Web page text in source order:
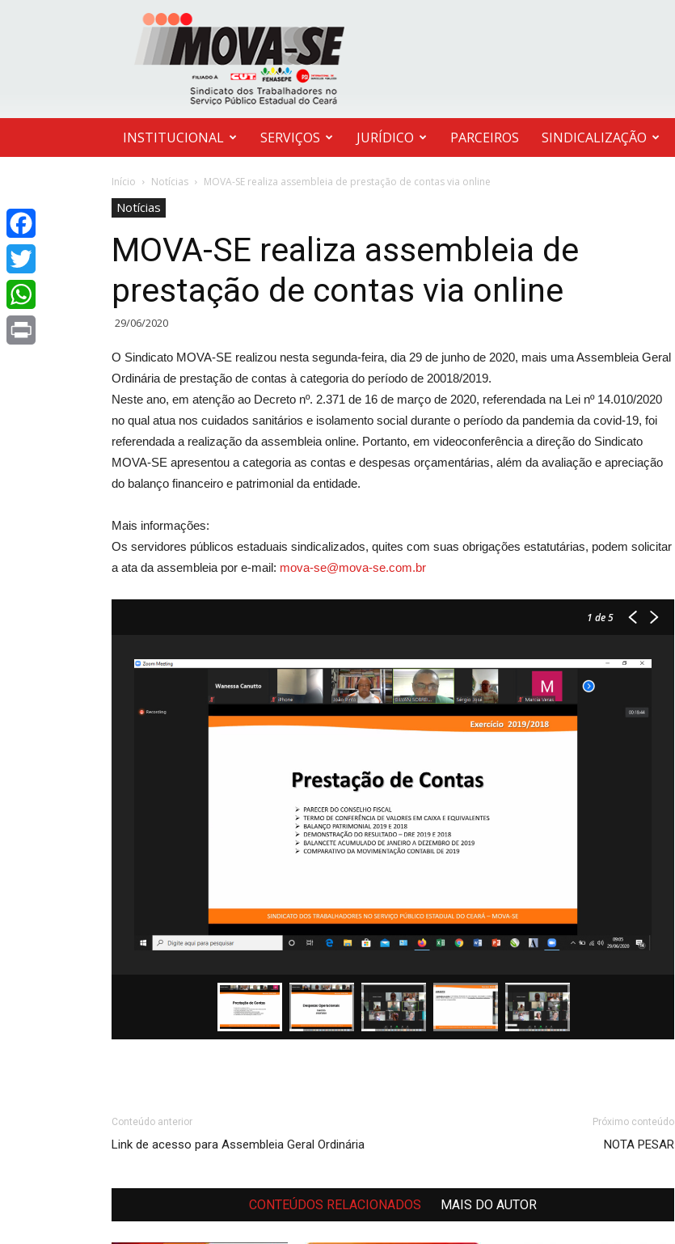
MOVA-
SE
INSTITUCIONAL SERVIÇOS JURÍDICO PARCEIROS SINDICALIZAÇÃO
Início Notícias MOVA-SE realiza assembleia de prestação de contas via online
Notícias
MOVA-SE realiza assembleia de
prestação de contas via online
29/06/2020
O Sindicato MOVA-SE realizou nesta segunda-feira, dia 29 de junho de 2020, mais uma Assembleia Geral
Ordinária de prestação de contas à categoria do período de 20018/2019.
Neste ano, em atenção ao Decreto nº. 2.371 de 16 de março de 2020, referendada na Lei nº 14.010/2020
no qual atua nos cuidados sanitários e isolamento social durante o período da pandemia da covid-19, foi
referendada a realização da assembleia online. Portanto, em videoconferência a direção do Sindicato
MOVA-SE apresentou a categoria as contas e despesas orçamentárias, além da avaliação e apreciação
do balanço financeiro e patrimonial da entidade.
Mais informações:
Os servidores públicos estaduais sindicalizados, quites com suas obrigações estatutárias, podem solicitar
a ata da assembleia por e-mail: mova-se@mova-se.com.br
1 de 5
Conteúdo anterior
Link de acesso para Assembleia Geral Ordinária
Próximo conteúdo
NOTA PESAR
CONTEÚDOS RELACIONADOS MAIS DO AUTOR
Facebook
Twitter
WhatsApp